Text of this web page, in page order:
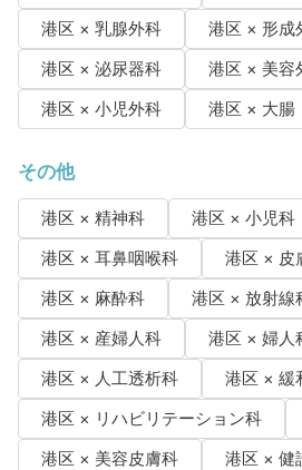
港区 × 乳腺外科
港区 × 形成
港区 × 泌尿器科
港区 × 美容
港区 × 小児外科
港区 × 大腸
その他
港区 × 精神科 港区 × 小児科
港区 × 耳鼻咽喉科
港区 × 皮
港区 × 麻酔科
港区 × 放射線
港区 × 産婦人科
港区 × 婦人
港区 × 人工透析科
港区 × 緩
港区 × リハビリテーション科
港区 × 美容皮膚科
港区 × 健